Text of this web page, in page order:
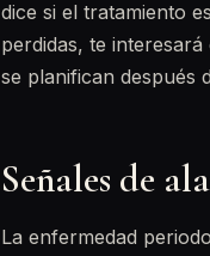
dice si el tratamiento
perdidas, te
se planifican después
Señales de
La enfermedad